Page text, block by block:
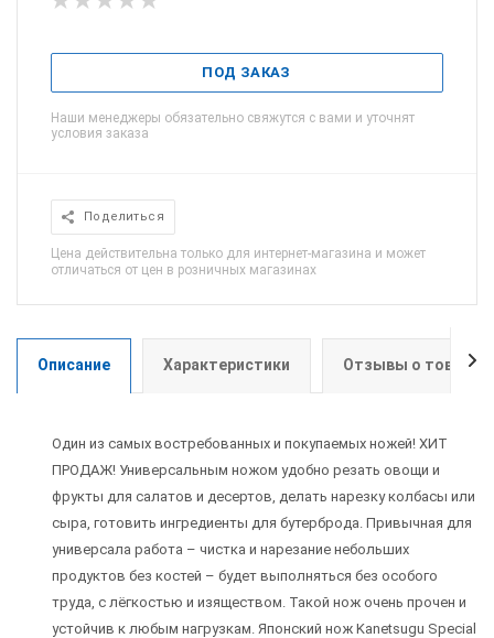
ПОД ЗАКАЗ
Наши менеджеры обязательно свяжутся с вами и уточнят
условия заказа
Поделиться
Цена действительна только для интернет-магазина и может
отличаться от цен в розничных магазинах
Описание Характеристики Отзывы о товаре
Один из самых востребованных и покупаемых ножей! ХИТ
ПРОДАЖ! Универсальным ножом удобно резать овощи и
фрукты для салатов и десертов, делать нарезку колбасы или
сыра, готовить ингредиенты для бутерброда. Привычная для
универсала работа – чистка и нарезание небольших
продуктов без костей – будет выполняться без особого
труда, с лёгкостью и изяществом. Такой нож очень прочен и
устойчив к любым нагрузкам. Японский нож Kanetsugu Special